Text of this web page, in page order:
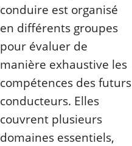
conduire est organisé
en différents groupes
pour évaluer de
manière exhaustive les
compétences des futurs
conducteurs. Elles
couvrent plusieurs
domaines essentiels,